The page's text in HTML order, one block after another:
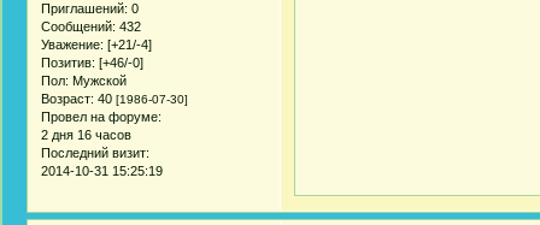
Приглашений: 0
Сообщений: 432
Уважение: [+21/-4]
Позитив: [+46/-0]
Пол: Мужской
Возраст: 40 [1986-07-30]
Провел на форуме:
2 дня 16 часов
Последний визит:
2014-10-31 15:25:19